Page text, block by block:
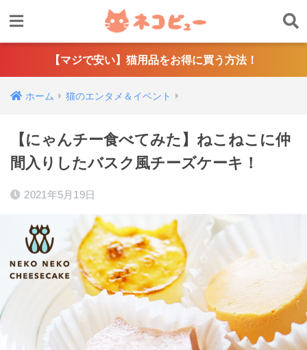
【マジで安い】猫用品をお得に買う方法！
ホーム 猫のエンタメ＆イベント
【にゃんチー食べてみた】ねこねこに仲
間入りしたバスク風チーズケーキ！
2021年5月19日